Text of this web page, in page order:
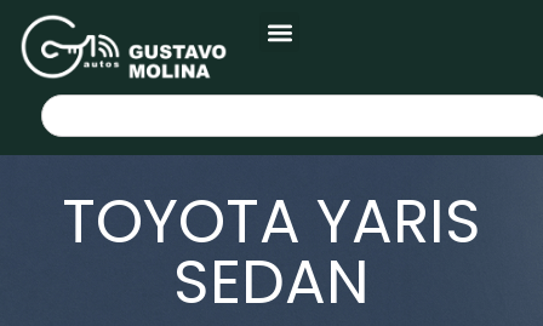
TOYOTA YARIS
SEDAN